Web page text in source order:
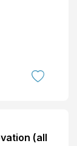
(all